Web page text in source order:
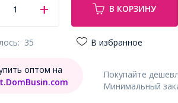
В КОРЗИНУ
35 В избранное
Покупайте
Минимальный
оптом на